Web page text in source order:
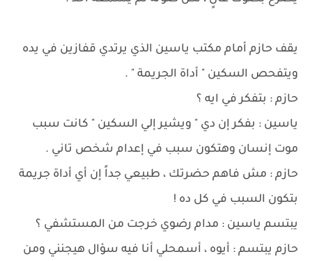
​يقف حازم أمام مكتب ياسين الذي يرتدي قفازين في يده
ويتفحص السكين " أداة الجريمة " .
حازم : بتفكر في ايه ؟
ياسين : بفكر إن دي " ويشير إلي السكين " كانت سبب
موت إنسان وهتكون سبب في إعدام شخص تاني .
حازم : مش فاهم حضرتك ، طبيعي جداً إن أي أداة جريمة
بتكون السبب في كل ده !
يبتسم ياسين : مدام رضوي خرجت من المستشفي ؟
حازم يبتسم : أيوه ، أسمحلي أنا فيه سؤال هيجنني ومن